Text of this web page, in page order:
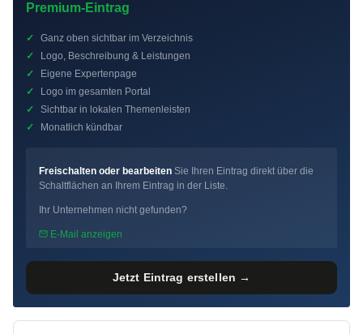
Premium-Eintrag
✓
Ganz oben sichtbar im Verzeichnis
✓
Logo, Beschreibung & Leistungen
✓
Eigene Expertenpage
✓
Logo im gesamten Portal
✓
Sichtbar in lokalen Themenleisten
✓
Monatlich kündbar
Freischalten oder bearbeiten Sie Ihren Eintrag direkt über die
Schaltflächen an Ihrem Eintrag in der Liste.
Ihr Unternehmen nicht gefunden?
E-Mail anzeigen
Jetzt Eintrag erstellen →